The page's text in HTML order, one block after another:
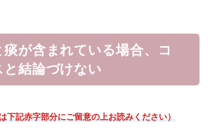
が含まれている場合、コ
と結論づけない
下記赤字部分にご留意の上お読みください）